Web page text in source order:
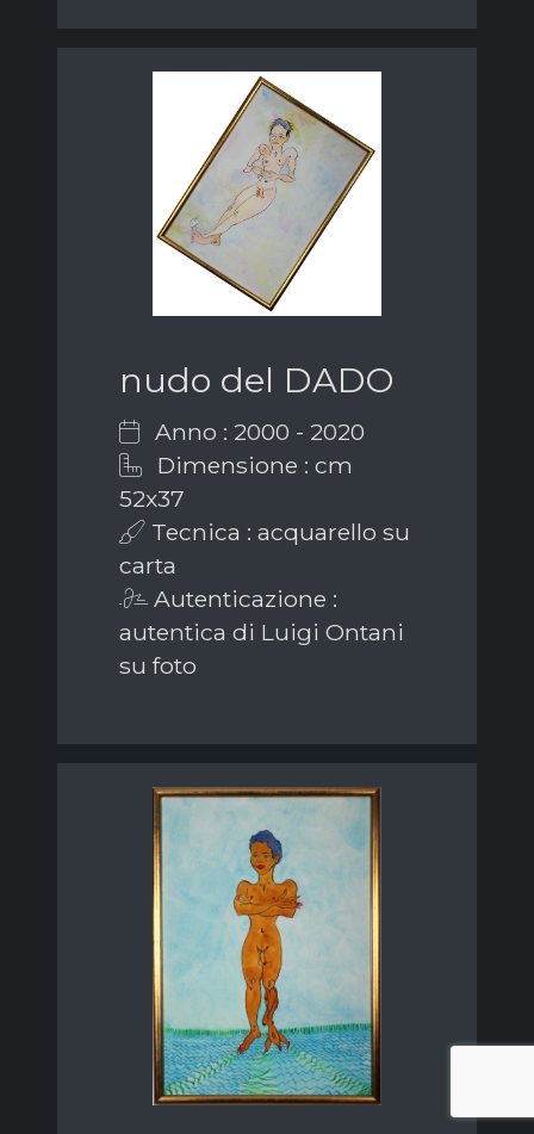
nudo del DADO
Anno : 2000 - 2020
Dimensione : cm
52x37
Tecnica : acquarello su
carta
Autenticazione :
autentica di Luigi Ontani
su foto